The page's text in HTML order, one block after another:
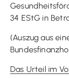
34 EStG in
(Auszug aus
Das Urteil im